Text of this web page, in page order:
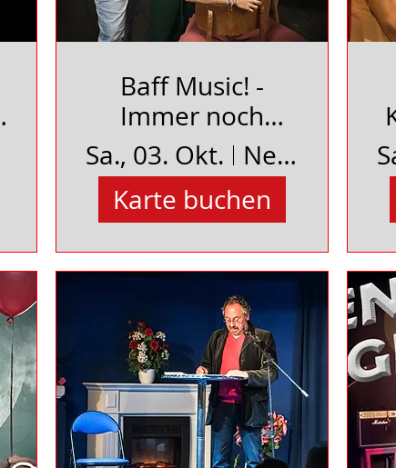
Baff Music! -
Immer noch
Kinder
Sa., 03. Okt.
Neues Schauspielhaus Uelzen
Karte buchen